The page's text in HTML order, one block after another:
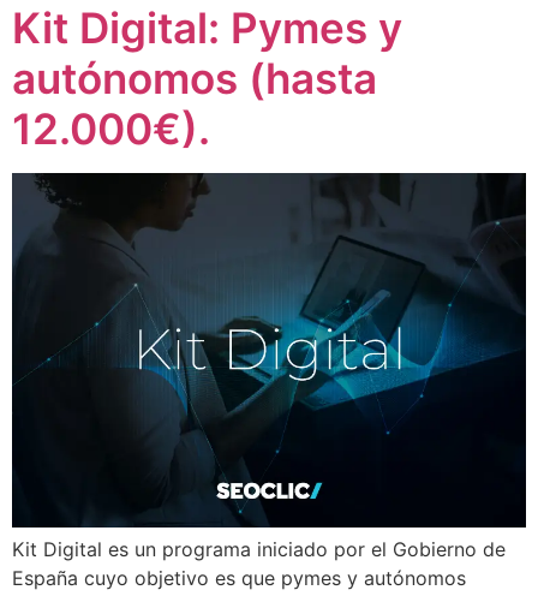
Kit Digital: Pymes y
autónomos (hasta
12.000€).
Kit Digital es un programa iniciado por el Gobierno de
España cuyo objetivo es que pymes y autónomos